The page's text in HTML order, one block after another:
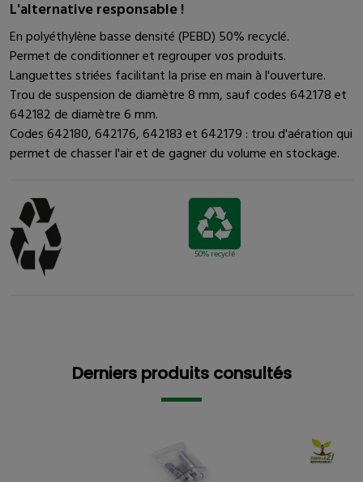
L'alternative responsable !
En polyéthylène basse densité (PEBD) 50% recyclé.
Permet de conditionner et regrouper vos produits.
Languettes striées facilitant la prise en main à l'ouverture.
Trou de suspension de diamètre 8 mm, sauf codes 642178 et
642182 de diamètre 6 mm.
Codes 642180, 642176, 642183 et 642179 : trou d'aération qui
permet de chasser l'air et de gagner du volume en stockage.
50% recyclé
Derniers produits consultés